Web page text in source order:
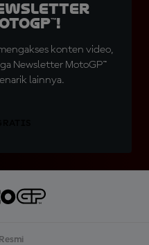
konten video,
Newsletter MotoGP™
lainnya.